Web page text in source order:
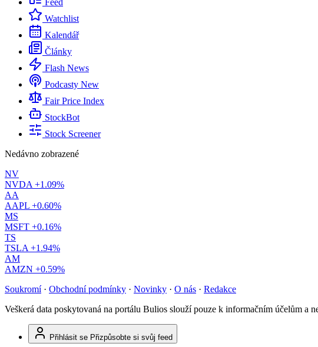
Feed
Watchlist
Kalendář
Články
Flash News
Podcasty New
Fair Price Index
StockBot
Stock Screener
Nedávno zobrazené
NV
NVDA +1.09%
AA
AAPL +0.60%
MS
MSFT +0.16%
TS
TSLA +1.94%
AM
AMZN +0.59%
Soukromí · Obchodní podmínky · Novinky · O nás · Redakce
Veškerá data poskytovaná na portálu Bulios slouží pouze k informačním účelům a
Přihlásit se Přizpůsobte si svůj feed